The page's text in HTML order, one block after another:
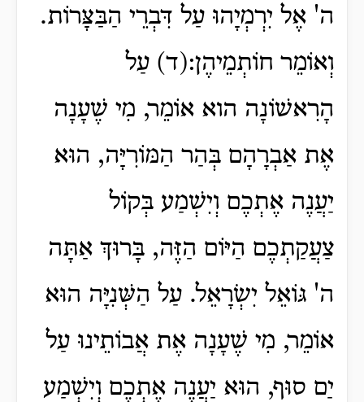
ה' אֶל יִרְמְיָהוּ עַל דִּבְרֵי הַבַּצָּרוֹת.
וְאוֹמֵר חוֹתְמֵיהֶן:(ד) עַל
הָרִאשׁוֹנָה הוא אוֹמֵר, מִי שֶׁעָנָה
אֶת אַבְרָהָם בְּהַר הַמּוֹרִיָּה, הוּא
יַעֲנֶה אֶתְכֶם וְיִשְׁמַע בְּקוֹל
צַעֲקַתְכֶם הַיּוֹם הַזֶּה, בָּרוּךְ אַתָּה
ה' גּוֹאֵל יִשְׂרָאֵל. עַל הַשְּׁנִיָּה הוּא
אוֹמֵר, מִי שֶׁעָנָה אֶת אֲבוֹתֵינוּ עַל
יַם סוּף, הוּא יַעֲנֶה אֶתְכֶם וְיִשְׁמַע